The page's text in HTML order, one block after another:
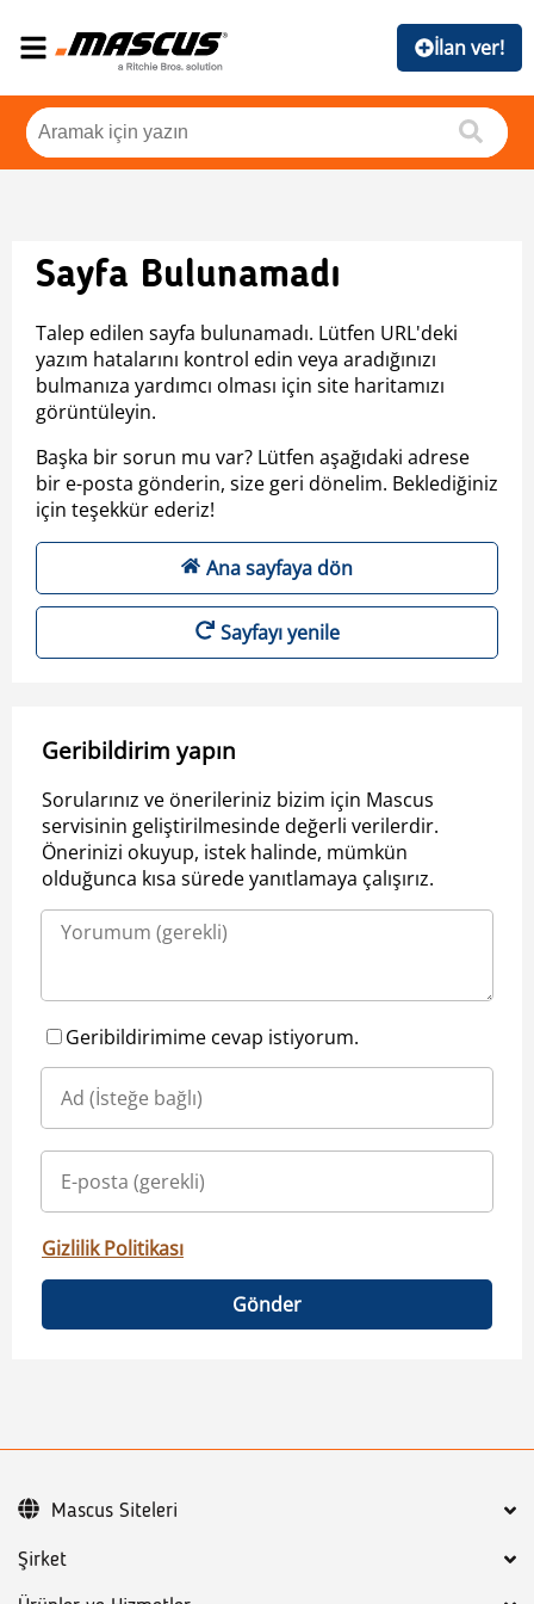
İlan ver!
Sayfa Bulunamadı
Talep edilen sayfa bulunamadı. Lütfen URL'deki
yazım hatalarını kontrol edin veya aradığınızı
bulmanıza yardımcı olması için site haritamızı
görüntüleyin.
Başka bir sorun mu var? Lütfen aşağıdaki adrese
bir e-posta gönderin, size geri dönelim. Beklediğiniz
için teşekkür ederiz!
Ana sayfaya dön
Sayfayı yenile
Geribildirim yapın
Sorularınız ve önerileriniz bizim için Mascus
servisinin geliştirilmesinde değerli verilerdir.
Önerinizi okuyup, istek halinde, mümkün
olduğunca kısa sürede yanıtlamaya çalışırız.
Geribildirimime cevap istiyorum.
Gizlilik Politikası
Gönder
Şirket
Mascus Siteleri